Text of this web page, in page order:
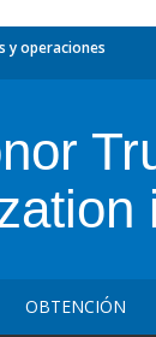
y operaciones
OBTENCIÓN